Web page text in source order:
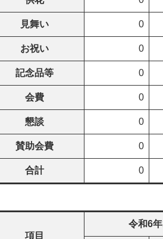
見舞い 0
お祝い 0
記念品等 0
会費 0
懇談 0
賛助会費 0
合計 0
項目
令和6